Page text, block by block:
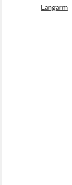
Langarm